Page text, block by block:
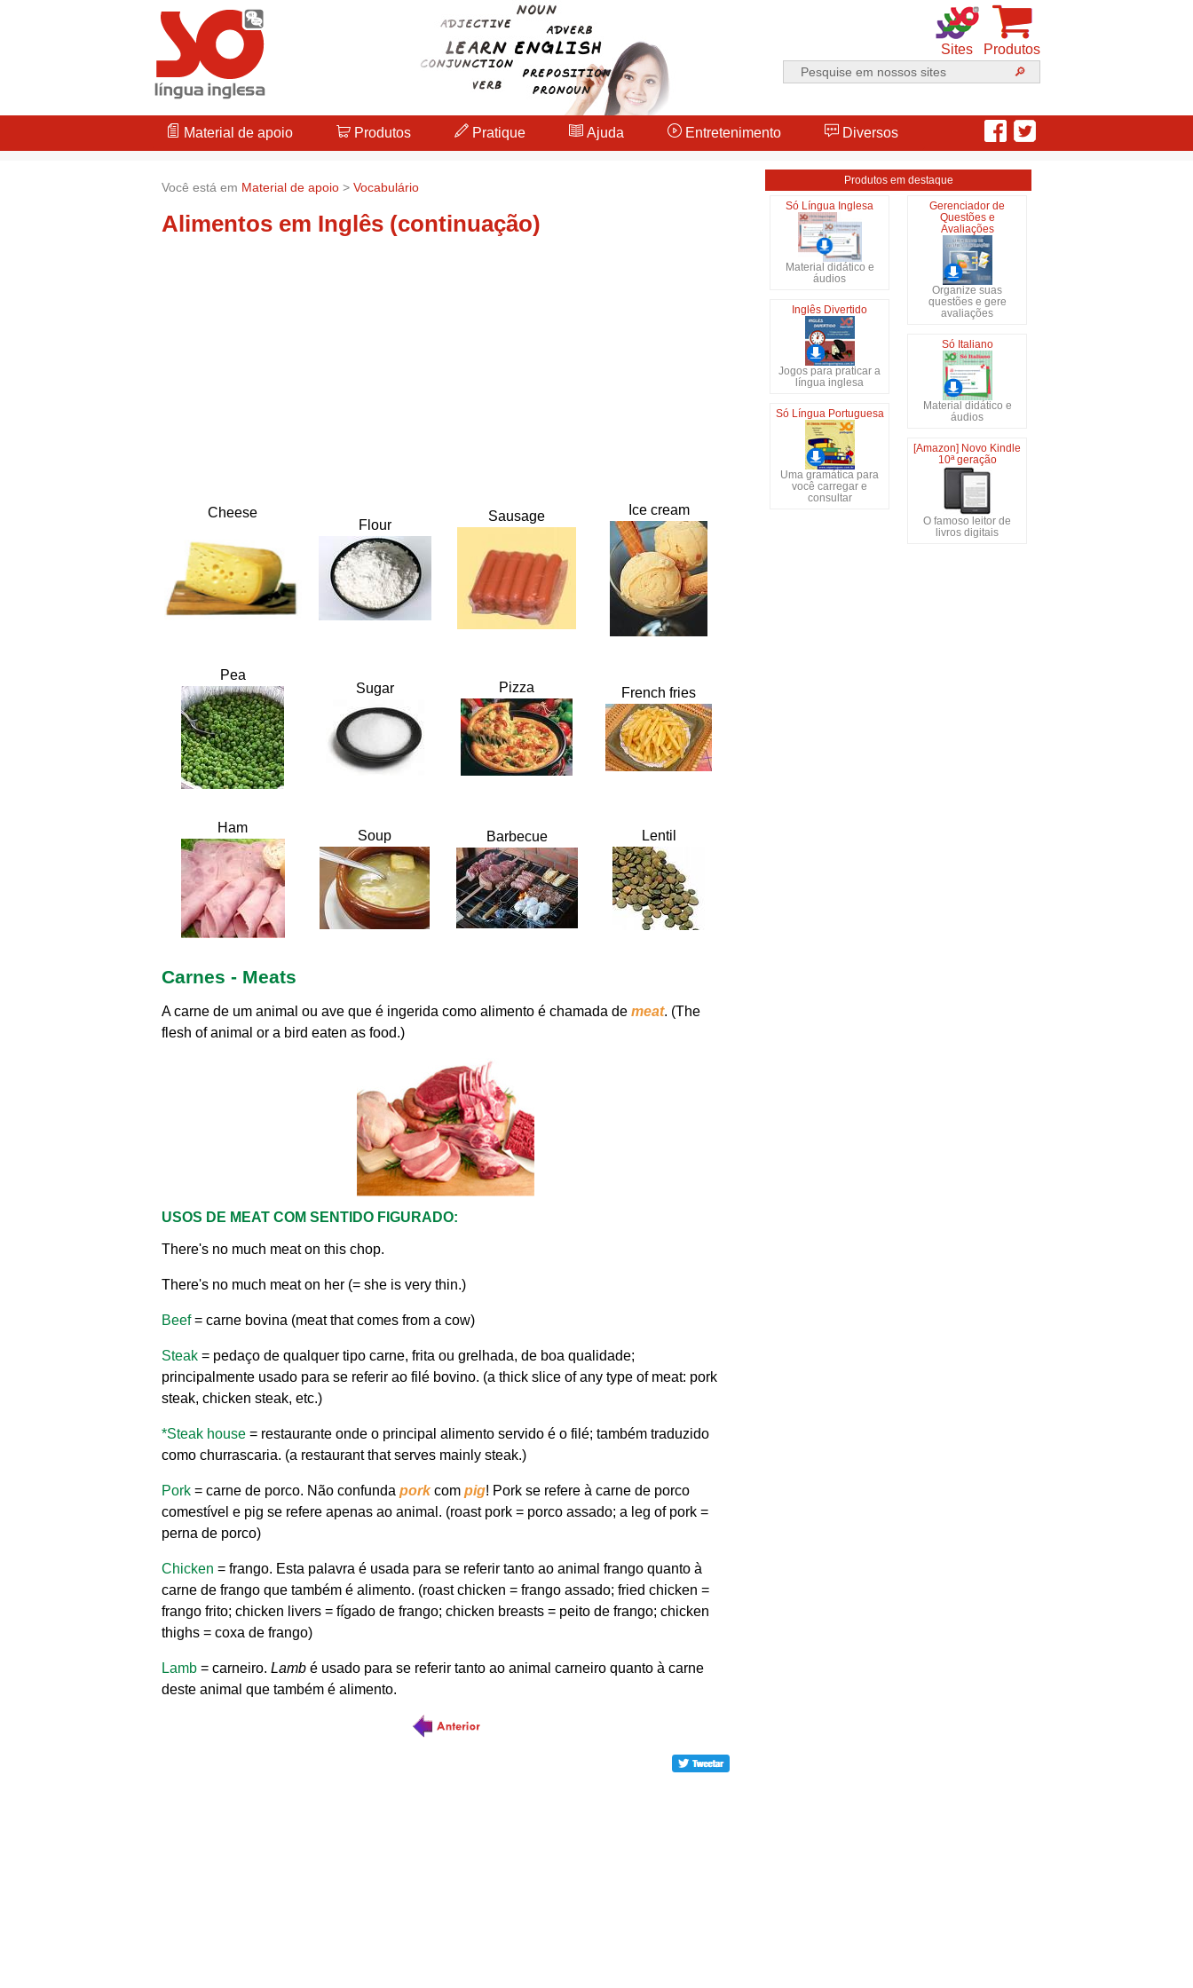
Produtos
Sites
Material de apoio Produtos Pratique Ajuda Entretenimento Diversos
Você está em Material de apoio > Vocabulário
Alimentos em Inglês (continuação)
Cheese
Flour
Sausage Ice cream
Pea
Sugar
Pizza French fries
Ham
Soup Barbecue Lentil
Carnes - Meats
A carne de um animal ou ave que é ingerida como alimento é chamada de meat. (The
flesh of animal or a bird eaten as food.)
USOS DE MEAT COM SENTIDO FIGURADO:
There's no much meat on this chop.
There's no much meat on her (= she is very thin.)
Beef= carne bovina (meat that comes from a cow)
Steak = pedaço de qualquer tipo carne, frita ou grelhada, de boa qualidade;
principalmente usado para se referir ao filé bovino. (a thick slice of any type of meat: pork
steak, chicken steak, etc.)
*Steak house = restaurante onde o principal alimento servido é o filé; também traduzido
como churrascaria. (a restaurant that serves mainly steak.)
Pork = carne de porco. Não confunda porkcom pig! Pork se refere à carne de porco
comestível e pig se refere apenas ao animal. (roast pork = porco assado; a leg of pork =
perna de porco)
Chicken = frango. Esta palavra é usada para se referir tanto ao animal frango quanto à
carne de frango que também é alimento. (roast chicken = frango assado; fried chicken =
frango frito; chicken livers = fígado de frango; chicken breasts = peito de frango; chicken
thighs = coxa de frango)
Lamb = carneiro. Lamb é usado para se referir tanto ao animal carneiro quanto à carne
deste animal que também é alimento.
Produtos em destaque
Só Língua Inglesa
Material didático e
áudios
Gerenciador de
Questões e
Avaliações
Organize suas
questões e gere
avaliações
Inglês Divertido
Jogos para praticar a
língua inglesa
Só Italiano
Material didático e
áudios
Só Língua Portuguesa
Uma gramática para
você carregar e
consultar
[Amazon] Novo Kindle
10ª geração
O famoso leitor de
livros digitais